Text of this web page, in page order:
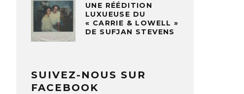
UNE RÉÉDITION
LUXUEUSE DU
« CARRIE & LOWELL »
DE SUFJAN STEVENS
SUIVEZ-NOUS SUR
FACEBOOK